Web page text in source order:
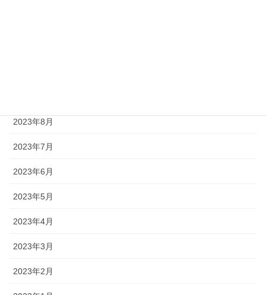
2023年8月
2023年7月
2023年6月
2023年5月
2023年4月
2023年3月
2023年2月